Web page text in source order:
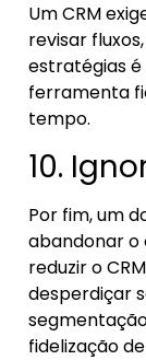
Um CRM
revisar
estratégias é
ferramenta
tempo.
10.
Por fim, um
abandonar o
reduzir o
desperdiçar
fidelização